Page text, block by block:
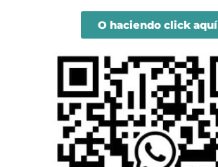
O haciendo click aquí